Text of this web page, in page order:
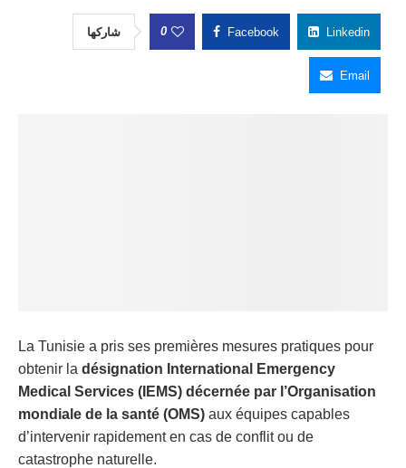
شاركها 0 Facebook Linkedin
Email
La Tunisie a pris ses premières mesures pratiques pour
obtenir la désignation International Emergency
Medical Services (IEMS) décernée par l’Organisation
mondiale de la santé (OMS) aux équipes capables
d’intervenir rapidement en cas de conflit ou de
catastrophe naturelle.